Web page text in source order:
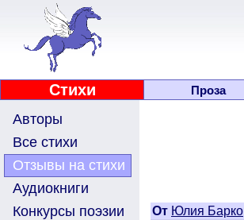
Стихи Проза
Авторы
Все стихи
Отзывы на стихи
Аудиокниги
Конкурсы поэзии
От Юлия Барко